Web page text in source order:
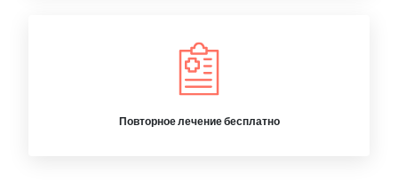
Повторное лечение бесплатно